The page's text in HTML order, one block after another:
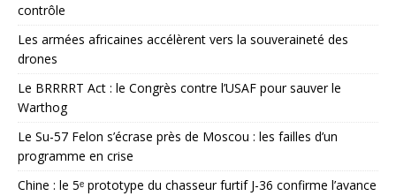
contrôle
Les armées africaines accélèrent vers la souveraineté des
drones
Le BRRRRT Act : le Congrès contre l’USAF pour sauver le
Warthog
Le Su-57 Felon s’écrase près de Moscou : les failles d’un
programme en crise
Chine : le 5ᵉ prototype du chasseur furtif J-36 confirme l’avance